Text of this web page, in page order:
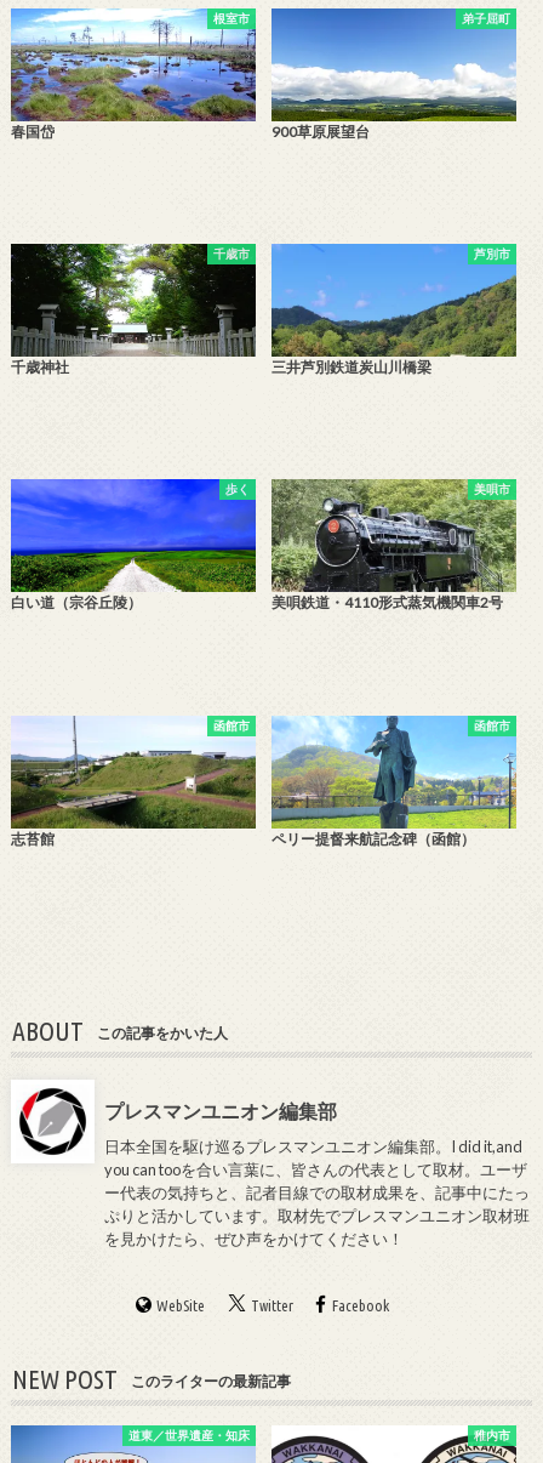
根室市
春国岱
弟子屈町
900草原展望台
千歳市
千歳神社
芦別市
三井芦別鉄道炭山川橋梁
歩く
白い道（宗谷丘陵）
美唄市
美唄鉄道・4110形式蒸気機関車2号
函館市
志苔館
函館市
ペリー提督来航記念碑（函館）
ABOUT この記事をかいた人
プレスマンユニオン編集部
日本全国を駆け巡るプレスマンユニオン編集部。I did it,and
you can tooを合い言葉に、皆さんの代表として取材。ユーザ
ー代表の気持ちと、記者目線での取材成果を、記事中にたっ
ぷりと活かしています。取材先でプレスマンユニオン取材班
を見かけたら、ぜひ声をかけてください！
WebSite Twitter Facebook
NEW POST このライターの最新記事
道東／世界遺産・知床 稚内市